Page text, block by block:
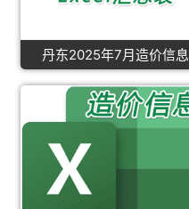
丹东2025年7月造价信息